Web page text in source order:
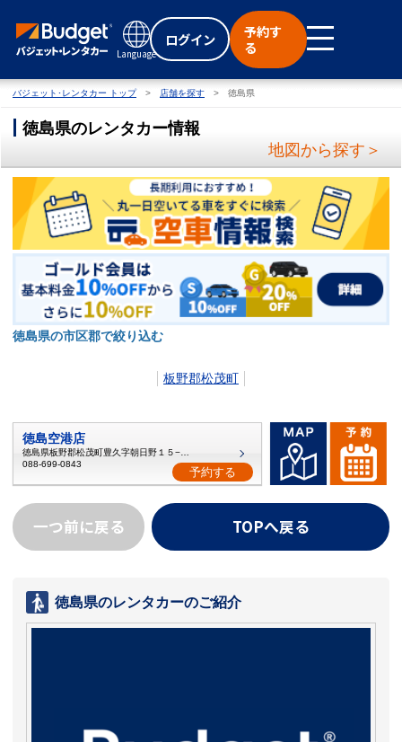
Language
ログイン
予約す
る
バジェット･レンタカー トップ 店舗を探す 徳島県
徳島県のレンタカー情報
地図から探す＞
徳島県の市区郡で絞り込む
板野郡松茂町
徳島空港店
088-699-0843
予約する
一つ前に戻る TOPへ戻る
徳島県のレンタカーのご紹介